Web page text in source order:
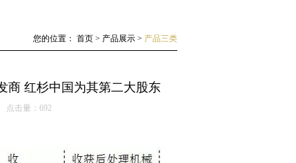
您的位置： 首页 > 产品展示 > 产品三类
商 红杉中国为其第二大股东
点击量： 692